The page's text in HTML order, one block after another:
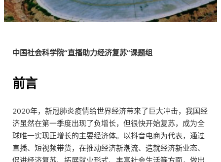
中国社会科学院“直播助力经济复苏”课题组
前言
2020年，新冠肺炎疫情给世界经济带来了巨大冲击，我国经
济虽然在第一季度出现了负增长，但很快开始复苏，成为全
球唯一实现正增长的主要经济体。以抖音电商为代表，通过
直播、短视频带货，在推动经济新潮流、造就经济新业态、
促进经济复苏、拓展就业形式、丰富社会生活等方面，做出